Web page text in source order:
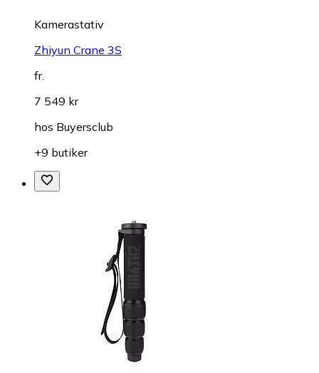
Kamerastativ
Zhiyun Crane 3S
fr.
7 549 kr
hos Buyersclub
+9 butiker